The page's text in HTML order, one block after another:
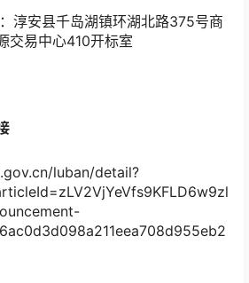
淳安县千岛湖镇环湖北路375号商
交易中心410开标室
luban/detail?